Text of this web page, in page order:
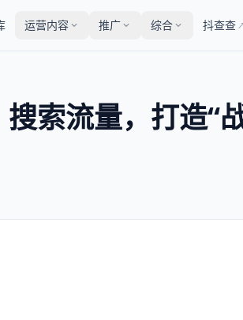
运营内容 推广 综合 抖查查 ↗
索流量，打造“